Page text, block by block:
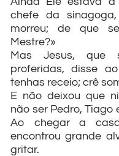
chefe da
morreu; de que
Mestre?»
Mas Jesus, que
proferidas, disse
tenhas receio; crê
E não deixou que
não ser Pedro, Tiago
Ao chegar a
encontrou grande
gritar.